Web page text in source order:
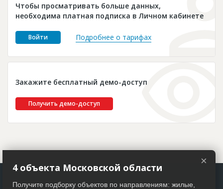
Платные услуги
Пресс-релизы
Чтобы просматривать больше данных,
необходима платная подписка в Личном кабинете
Войти Подробнее о тарифах
Закажите бесплатный демо-доступ
Получить демо-доступ
×
4 объекта Московской области
Получите подборку объектов по направлениям: жилые,